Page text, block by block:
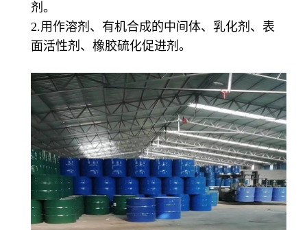
剂。
2.用作溶剂、有机合成的中间体、乳化剂、表
面活性剂、橡胶硫化促进剂。